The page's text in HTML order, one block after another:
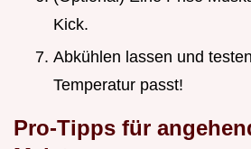
Kick.
Abkühlen lassen und
Temperatur passt!
Pro-Tipps für